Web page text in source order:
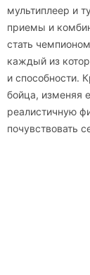
мультиплеер и
приемы и
стать
каждый из
и способности.
бойца, изменяя
реалистичную
почувствовать